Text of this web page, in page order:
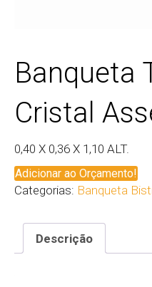
Banqueta
Cristal
0,40 X 0,36 X 1,10 ALT.
Adicionar ao Orçamento!
Categorias: Banqueta
Descrição